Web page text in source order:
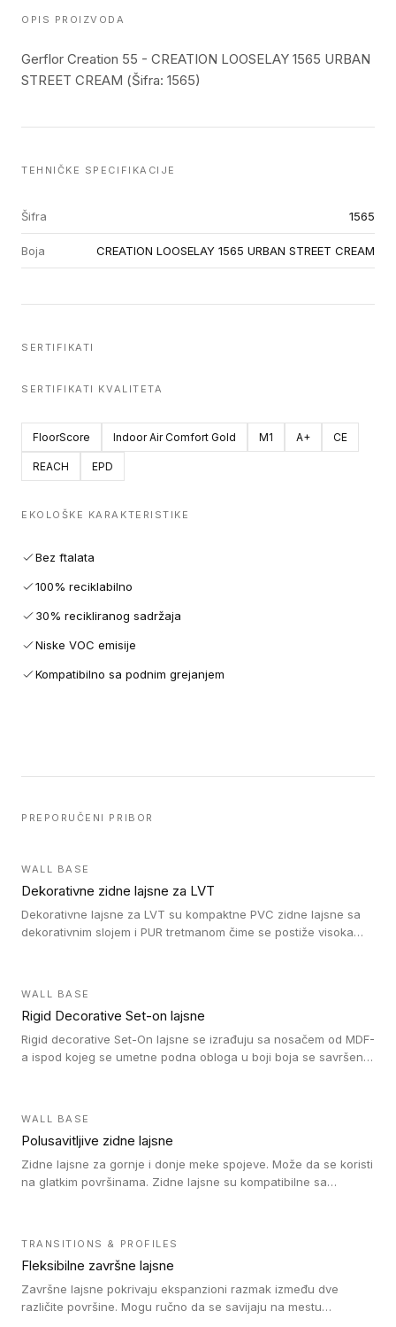
OPIS PROIZVODA
Gerflor Creation 55 - CREATION LOOSELAY 1565 URBAN
STREET CREAM (Šifra: 1565)
TEHNIČKE SPECIFIKACIJE
Šifra 1565
Boja CREATION LOOSELAY 1565 URBAN STREET CREAM
SERTIFIKATI
SERTIFIKATI KVALITETA
FloorScore Indoor Air Comfort Gold M1 A+ CE
REACH EPD
EKOLOŠKE KARAKTERISTIKE
Bez ftalata
100% reciklabilno
30% recikliranog sadržaja
Niske VOC emisije
Kompatibilno sa podnim grejanjem
PREPORUČENI PRIBOR
WALL BASE
Dekorativne zidne lajsne za LVT
Dekorativne lajsne za LVT su kompaktne PVC zidne lajsne sa
dekorativnim slojem i PUR tretmanom čime se postiže visoka
WALL BASE
Rigid Decorative Set-on lajsne
Rigid decorative Set-On lajsne se izrađuju sa nosačem od MDF-
a ispod kojeg se umetne podna obloga u boji boja se savršeno
WALL BASE
Polusavitljive zidne lajsne
Zidne lajsne za gornje i donje meke spojeve. Može da se koristi
na glatkim površinama. Zidne lajsne su kompatibilne sa
TRANSITIONS & PROFILES
Fleksibilne završne lajsne
Završne lajsne pokrivaju ekspanzioni razmak između dve
različite površine. Mogu ručno da se savijaju na mestu